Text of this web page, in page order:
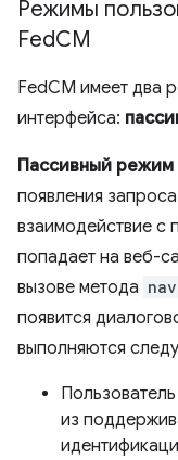
Режимы
FedCM
FedCM имеет два
интерфейса:
Пассивный режим
появления
взаимодействие с
попадает на веб-
вызове метода
появится
выполняются
из